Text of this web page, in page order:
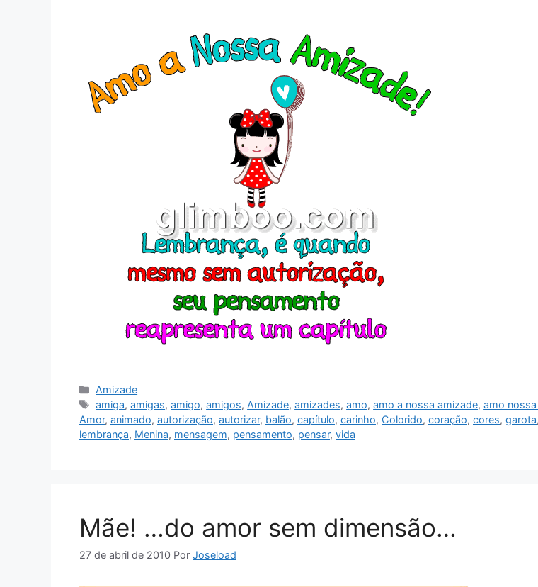
Categorias
Amizade
Tags
amiga,amigas,amigo,amigos, Amizade,amizades,amo,amo a nossa amizade,amo
Amor, animado, autorização, autorizar, balão, capítulo, carinho, Colorido, coração, cores, garota,
lembrança, Menina, mensagem, pensamento, pensar, vida
Mãe! …do amor sem dimensão…
27 de abril de 2010 Por Joseload